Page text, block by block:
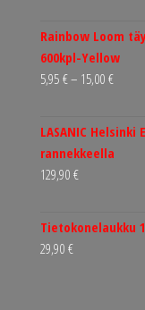
Rainbow Loom
600kpl-Yellow
5,95 €– 15,00 €
15,00 €
LASANIC
rannekkeella
129,90 €
Tietokonelaukku
29,90 €